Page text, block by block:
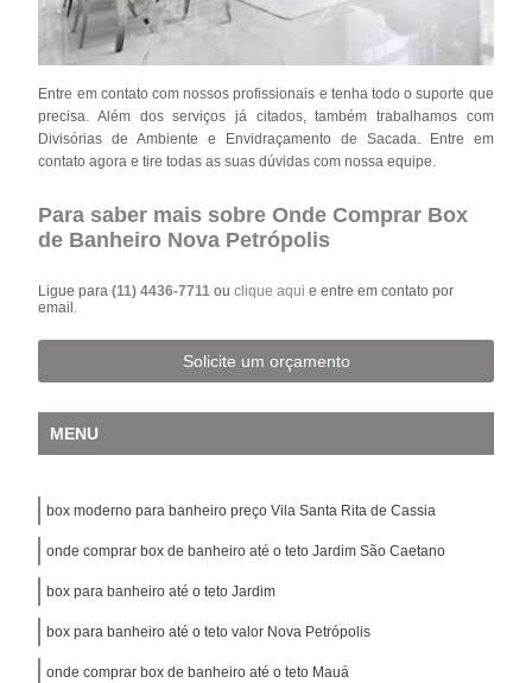
Entre em contato com nossos profissionais e tenha todo o suporte que
precisa. Além dos serviços já citados, também trabalhamos com
Divisórias de Ambiente e Envidraçamento de Sacada. Entre em
contato agora e tire todas as suas dúvidas com nossa equipe.
Para saber mais sobre Onde Comprar Box
de Banheiro Nova Petrópolis
Ligue para(11) 4436-7711ouclique aqui e entre em contato por
email.
Solicite um orçamento
MENU
box moderno para banheiro preço Vila Santa Rita de Cassia
onde comprar box de banheiro até o teto Jardim São Caetano
box para banheiro até o teto Jardim
box para banheiro até o teto valor Nova Petrópolis
onde comprar box de banheiro até o teto Mauá